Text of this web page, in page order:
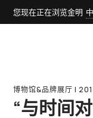
您现在正在浏览金明
博物馆&品牌展厅 l
“与时间